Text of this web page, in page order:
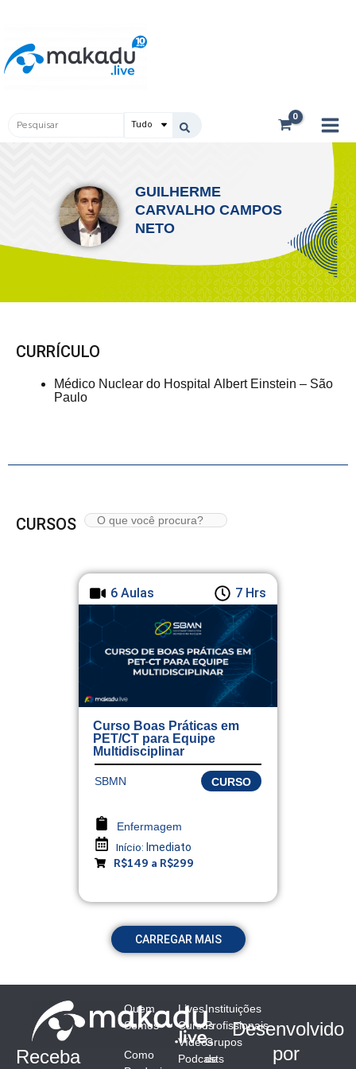
conteúdo
Pesquisar
GUILHERME
CARVALHO CAMPOS
NETO
CURRÍCULO
Médico Nuclear do Hospital Albert Einstein – São
Paulo
CURSOS
6 Aulas 7 Hrs
Curso Boas Práticas em
PET/CT para Equipe
Multidisciplinar
SBMN CURSO
Enfermagem
Início: Imediato
R$149 a R$299
CARREGAR MAIS
Receba
Quem
Somos
Como
Lives
Cursos
Vídeos
Podcasts
Instituições
Profissionais
Grupos
de
Desenvolvido
por